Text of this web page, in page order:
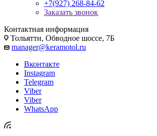
+7(927) 268-84-62
Заказать звонок
Контактная информация
Тольятти, Обводное шоссе, 7Б
manager@keramotol.ru
Вконтакте
Instagram
Telegram
Viber
Viber
WhatsApp